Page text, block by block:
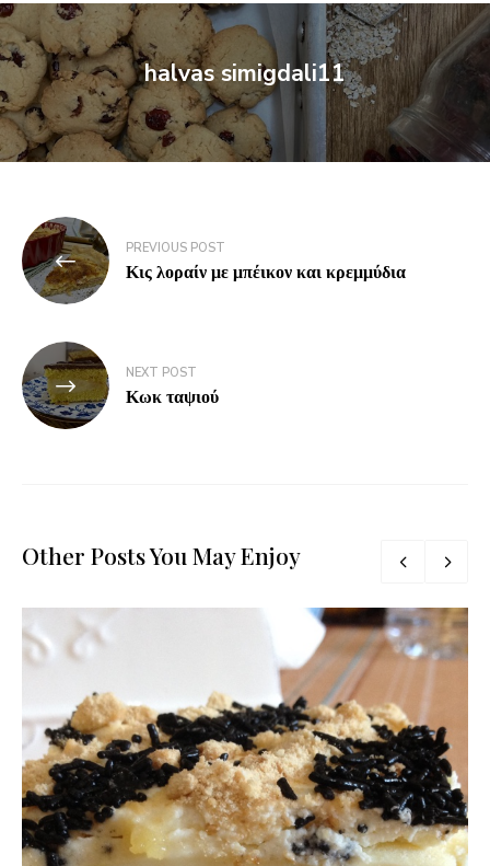
halvas simigdali11
PREVIOUS POST
Κις λοραίν με μπέικον και κρεμμύδια
NEXT POST
Κωκ ταψιού
Other Posts You May Enjoy